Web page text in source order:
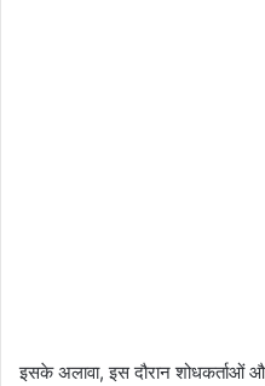
इसके अलावा, इस दौरान शोधकर्ताओं और